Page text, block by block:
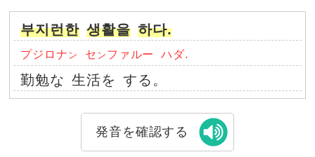
부지런한 생활을 하다.
プジロナ ン セ ン ファルー ハダ.
勤勉な 生活を する。
発音を確認する